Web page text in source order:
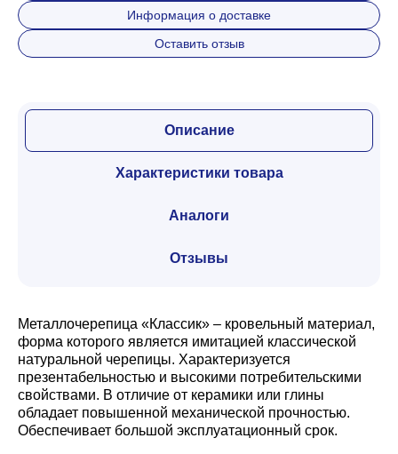
Информация о доставке
Оставить отзыв
Описание
Характеристики товара
Аналоги
Отзывы
Металлочерепица «Классик» – кровельный материал,
форма которого является имитацией классической
натуральной черепицы. Характеризуется
презентабельностью и высокими потребительскими
свойствами. В отличие от керамики или глины
обладает повышенной механической прочностью.
Обеспечивает большой эксплуатационный срок.